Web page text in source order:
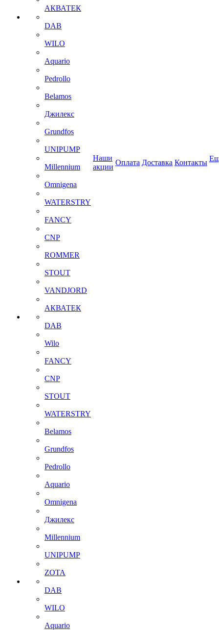
АКВАТЕК
DAB
WILO
Aquario
Pedrollo
Belamos
Джилекс
Grundfos
UNIPUMP
Millennium
Omnigena
WATERSTRY
FANCY
CNP
ROMMER
STOUT
VANDJORD
АКВАТЕК
DAB
Wilo
FANCY
CNP
STOUT
WATERSTRY
Belamos
Grundfos
Pedrollo
Aquario
Omnigena
Джилекс
Millennium
UNIPUMP
ZOTA
DAB
WILO
Aquario
Наши
акции
Оплата Доставка Контакты